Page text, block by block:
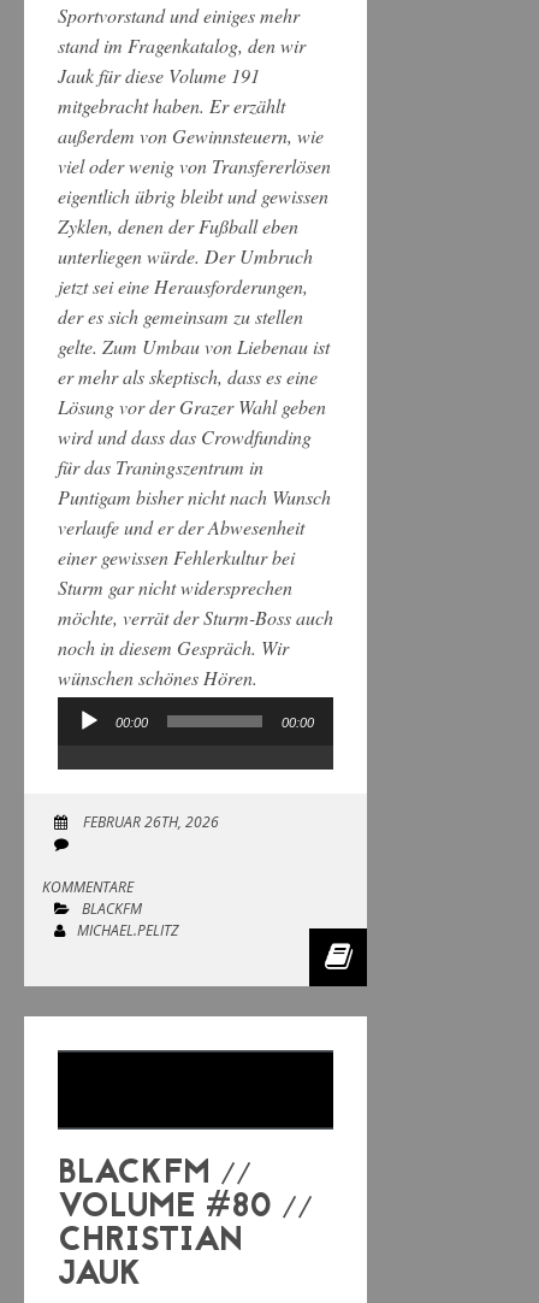
Sportvorstand und einiges mehr
stand im Fragenkatalog, den wir
Jauk für diese Volume 191
mitgebracht haben. Er erzählt
außerdem von Gewinnsteuern, wie
viel oder wenig von Transfererlösen
eigentlich übrig bleibt und gewissen
Zyklen, denen der Fußball eben
unterliegen würde. Der Umbruch
jetzt sei eine Herausforderungen,
der es sich gemeinsam zu stellen
gelte. Zum Umbau von Liebenau ist
er mehr als skeptisch, dass es eine
Lösung vor der Grazer Wahl geben
wird und dass das Crowdfunding
für das Traningszentrum in
Puntigam bisher nicht nach Wunsch
verlaufe und er der Abwesenheit
einer gewissen Fehlerkultur bei
Sturm gar nicht widersprechen
möchte, verrät der Sturm-Boss auch
noch in diesem Gespräch. Wir
wünschen schönes Hören.
Audio-
00:00 00:00
FEBRUAR 26TH, 2026
KOMMENTARE
BLACKFM
MICHAEL.PELITZ
BLACKFM //
VOLUME #80 //
CHRISTIAN
JAUK